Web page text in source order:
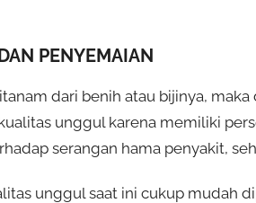
PENYEMAIAN
dari benih atau bijinya,
unggul karena memiliki
serangan hama penyakit,
unggul saat ini cukup mudah